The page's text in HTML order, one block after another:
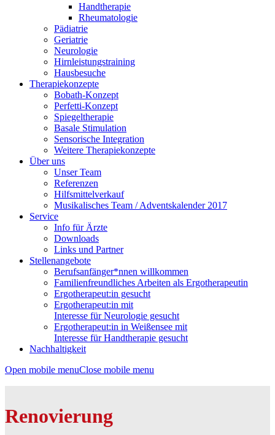
Handtherapie
Rheumatologie
Pädiatrie
Geriatrie
Neurologie
Hirnleistungstraining
Hausbesuche
Therapiekonzepte
Bobath-Konzept
Perfetti-Konzept
Spiegeltherapie
Basale Stimulation
Sensorische Integration
Weitere Therapiekonzepte
Über uns
Unser Team
Referenzen
Hilfsmittelverkauf
Musikalisches Team / Adventskalender 2017
Service
Info für Ärzte
Downloads
Links und Partner
Stellenangebote
Berufsanfänger*nnen willkommen
Familienfreundliches Arbeiten als Ergotherapeutin
Ergotherapeut:in gesucht
Ergotherapeut:in mit
Interesse für Neurologie gesucht
Ergotherapeut:in in Weißensee mit
Interesse für Handtherapie gesucht
Nachhaltigkeit
Open mobile menuClose mobile menu
Renovierung